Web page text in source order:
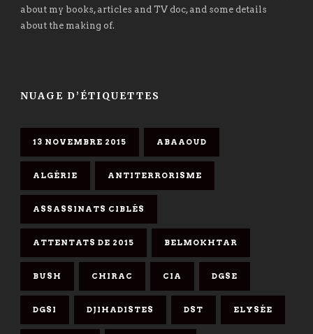
about my books, articles and TV doc, and some details
about the making of.
NUAGE D’ÉTIQUETTES
13 NOVEMBRE 2015 ABAAOUD
ALGÉRIE ANTITERRORISME
ASSASSINATS CIBLÉS
ATTENTATS DE 2015 BELMOKHTAR
BUSH CHIRAC CIA DGSE
DGSI DJIHADISTES DST ELYSÉE